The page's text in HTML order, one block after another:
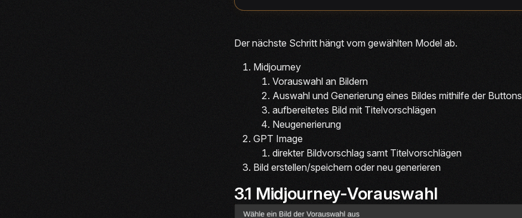
Der nächste Schritt hängt vom gewählten Model ab.
Midjourney
Vorauswahl an Bildern
Auswahl und Generierung eines Bildes mithilfe der Buttons
aufbereitetes Bild mit Titelvorschlägen
Neugenerierung
GPT Image
direkter Bildvorschlag samt Titelvorschlägen
Bild erstellen/speichern oder neu generieren
3.1 Midjourney-Vorauswahl